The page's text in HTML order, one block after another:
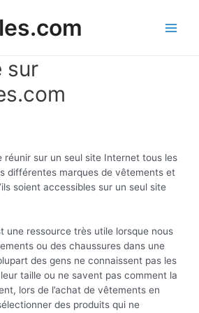
sur
réunir sur un seul site Internet tous les
différentes marques de vêtements et
soient accessibles sur un seul site
une ressource très utile lorsque nous
ou des chaussures dans une
des gens ne connaissent pas les
taille ou ne savent pas comment la
lors de l’achat de vêtements en
des produits qui ne